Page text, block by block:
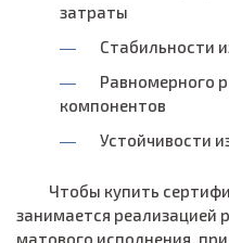
затраты
Стабильности
Равномерного
компонентов
Устойчивости
Чтобы купить
занимается реализацией
матового исполнения,